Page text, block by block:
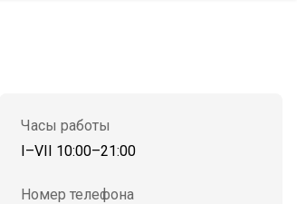
Часы работы
I–VII 10:00–21:00
Номер телефона